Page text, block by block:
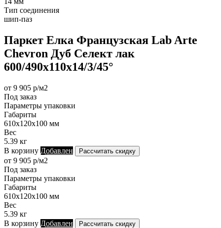
Тип соединения
шип-паз
Паркет Елка Французская Lab Arte
Chevron Дуб Селект лак
600/490х110х14/3/45°
от 9 905 р/м2
Под заказ
Параметры упаковки
Габариты
610х120х100 мм
Вес
5.39 кг
В корзину Добавлен Рассчитать скидку
от 9 905 р/м2
Под заказ
Параметры упаковки
Габариты
610х120х100 мм
Вес
5.39 кг
В корзину Добавлен Рассчитать скидку